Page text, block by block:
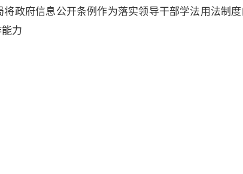
政府信息公开条例作为落实领导干部学法用法制
力